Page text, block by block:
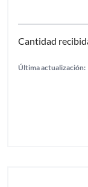
Última actualización: